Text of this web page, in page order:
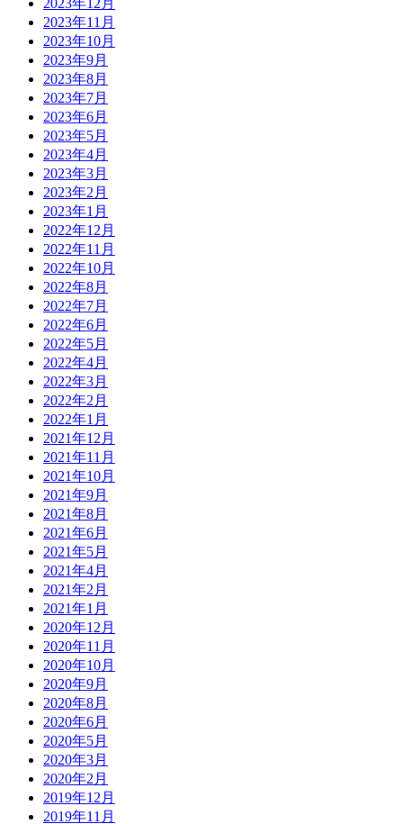
2023年12月
2023年11月
2023年10月
2023年9月
2023年8月
2023年7月
2023年6月
2023年5月
2023年4月
2023年3月
2023年2月
2023年1月
2022年12月
2022年11月
2022年10月
2022年8月
2022年7月
2022年6月
2022年5月
2022年4月
2022年3月
2022年2月
2022年1月
2021年12月
2021年11月
2021年10月
2021年9月
2021年8月
2021年6月
2021年5月
2021年4月
2021年2月
2021年1月
2020年12月
2020年11月
2020年10月
2020年9月
2020年8月
2020年6月
2020年5月
2020年3月
2020年2月
2019年12月
2019年11月